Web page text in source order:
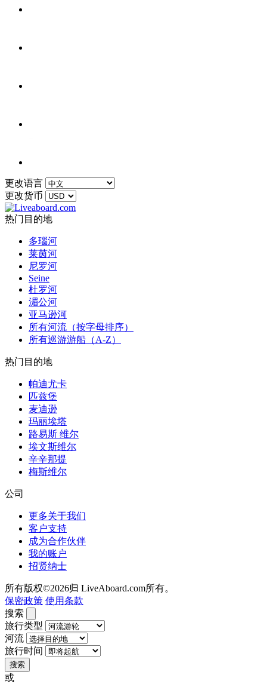
更改语言
更改货币
热门目的地
多瑙河
莱茵河
尼罗河
Seine
杜罗河
湄公河
亚马逊河
所有河流（按字母排序）
所有巡游游船（A-Z）
热门目的地
帕迪尤卡
匹兹堡
麦迪逊
玛丽埃塔
路易斯 维尔
埃文斯维尔
辛辛那提
梅斯维尔
公司
更多关于我们
客户支持
成为合作伙伴
我的账户
招贤纳士
所有版权©2026归 LiveAboard.com所有。
保密政策 使用条款
搜索
旅行类型
河流
旅行时间
搜索
或